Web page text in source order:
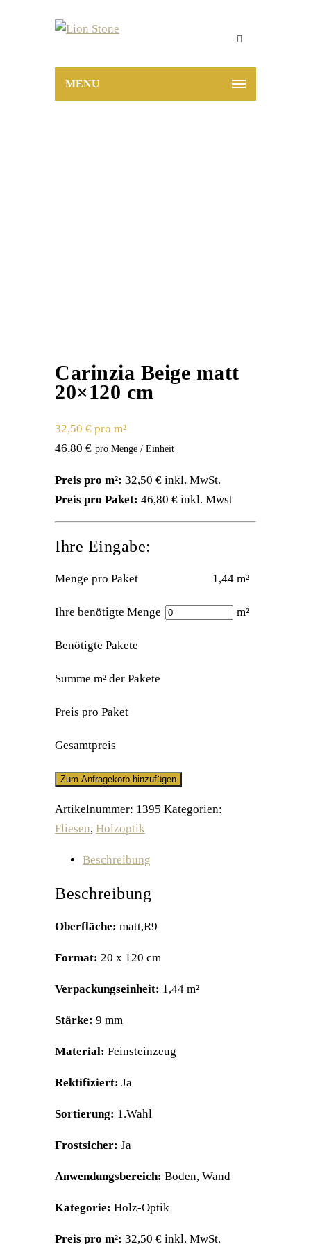
MENU
Carinzia Beige matt
20×120 cm
32,50 € pro m²
46,80 €
Preis pro m²: 32,50 € inkl. MwSt.
Preis pro Paket: 46,80 € inkl. Mwst
Ihre Eingabe:
Menge pro Paket 1,44 m²
Ihre benötigte Menge m²
Benötigte Pakete
Summe m² der Pakete
Preis pro Paket
Gesamtpreis
Zum Anfragekorb hinzufügen
Artikelnummer: 1395 Kategorien:
Fliesen, Holzoptik
Beschreibung
Beschreibung
Oberfläche: matt,R9
Format: 20 x 120 cm
Verpackungseinheit: 1,44 m²
Stärke: 9 mm
Material: Feinsteinzeug
Rektifiziert: Ja
Sortierung: 1.Wahl
Frostsicher: Ja
Anwendungsbereich: Boden, Wand
Kategorie: Holz-Optik
Preis pro m²: 32,50 € inkl. MwSt.